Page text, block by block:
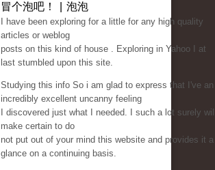
冒个泡吧！ | 泡泡
I have been exploring for a little for any high quality
articles or weblog
posts on this kind of house . Exploring in Yahoo I at
last stumbled upon this site.
Studying this info So i am glad to express that I've an
incredibly excellent uncanny feeling
I discovered just what I needed. I such a lot surely
make certain to do
not put out of your mind this website and provides it a
glance on a continuing basis.